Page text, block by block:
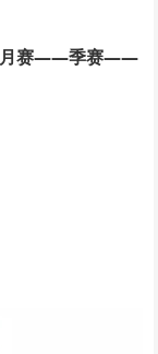
月赛——季赛——